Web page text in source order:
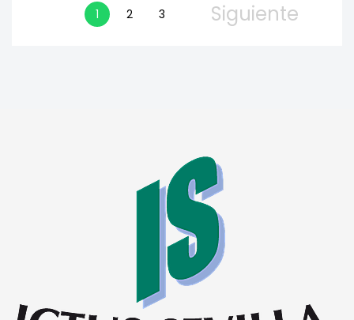
1 2 3 Siguiente